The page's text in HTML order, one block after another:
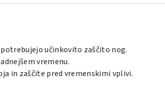
učinkovito zaščito nog.
vremenu.
in zaščite pred vremenskimi vplivi.